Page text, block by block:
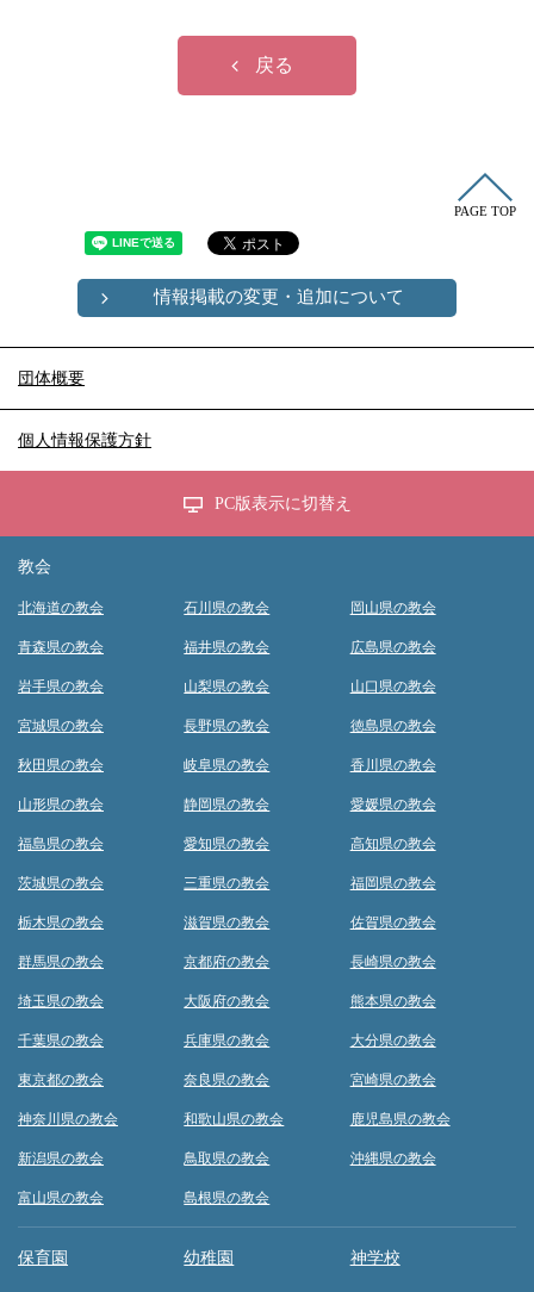
戻る
PAGE TOP
情報掲載の変更・追加について
団体概要
個人情報保護方針
PC版表示に切替え
教会
北海道の教会
青森県の教会
岩手県の教会
宮城県の教会
秋田県の教会
山形県の教会
福島県の教会
茨城県の教会
栃木県の教会
群馬県の教会
埼玉県の教会
千葉県の教会
東京都の教会
神奈川県の教会
新潟県の教会
富山県の教会
石川県の教会
福井県の教会
山梨県の教会
長野県の教会
岐阜県の教会
静岡県の教会
愛知県の教会
三重県の教会
滋賀県の教会
京都府の教会
大阪府の教会
兵庫県の教会
奈良県の教会
和歌山県の教会
鳥取県の教会
島根県の教会
岡山県の教会
広島県の教会
山口県の教会
徳島県の教会
香川県の教会
愛媛県の教会
高知県の教会
福岡県の教会
佐賀県の教会
長崎県の教会
熊本県の教会
大分県の教会
宮崎県の教会
鹿児島県の教会
沖縄県の教会
保育園 幼稚園 神学校